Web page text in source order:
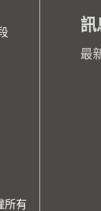
所有
訊
最